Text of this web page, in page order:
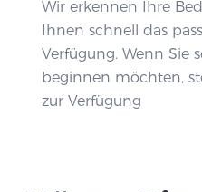
Wir erkennen Ihre
Ihnen schnell das
Verfügung. Wenn Sie
beginnen möchten,
zur Verfügung